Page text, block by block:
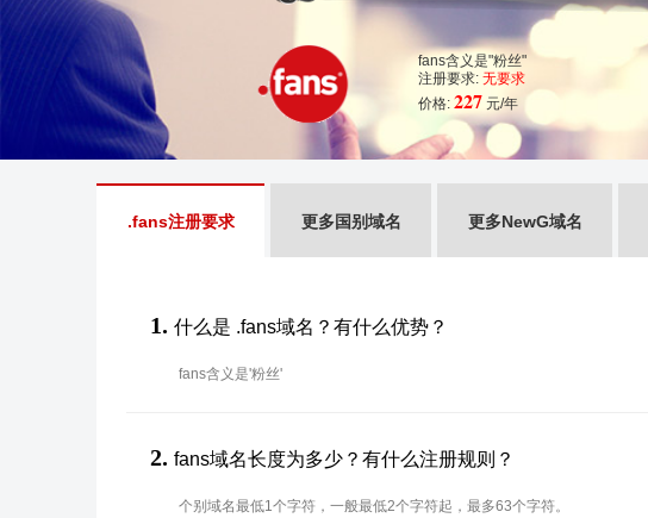
fans含义是"粉丝"
注册要求: 无要求
价格: 227 元/年
.fans注册要求 更多国别域名 更多NewG域名
1. 什么是 .fans域名？有什么优势？
fans含义是'粉丝'
2. fans域名长度为多少？有什么注册规则？
个别域名最低1个字符，一般最低2个字符起，最多63个字符。